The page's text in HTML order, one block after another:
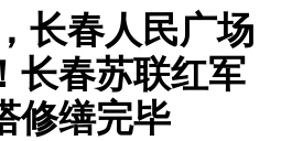
长春人民广场
长春苏联红军
修缮完毕